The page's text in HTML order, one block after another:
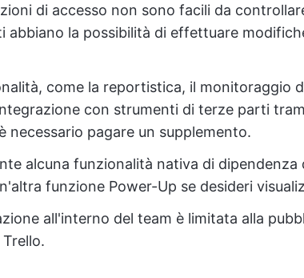
di accesso non sono facili da
abbiano la possibilità di effettuare
come la reportistica, il monitoraggio
con strumenti di terze parti
necessario pagare un supplemento.
alcuna funzionalità nativa di
funzione Power-Up se desideri
all'interno del team è limitata alla